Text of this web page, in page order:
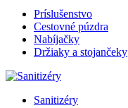
Príslušenstvo
Cestovné púzdra
Nabíjačky
Držiaky a stojančeky
Sanitizéry